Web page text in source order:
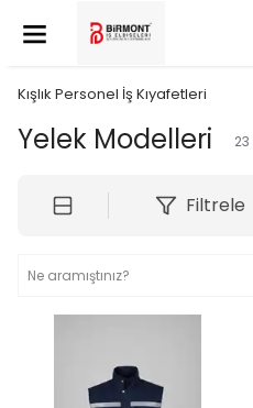
Kışlık Personel İş Kıyafetleri
Yelek Modelleri 23
Filtrele